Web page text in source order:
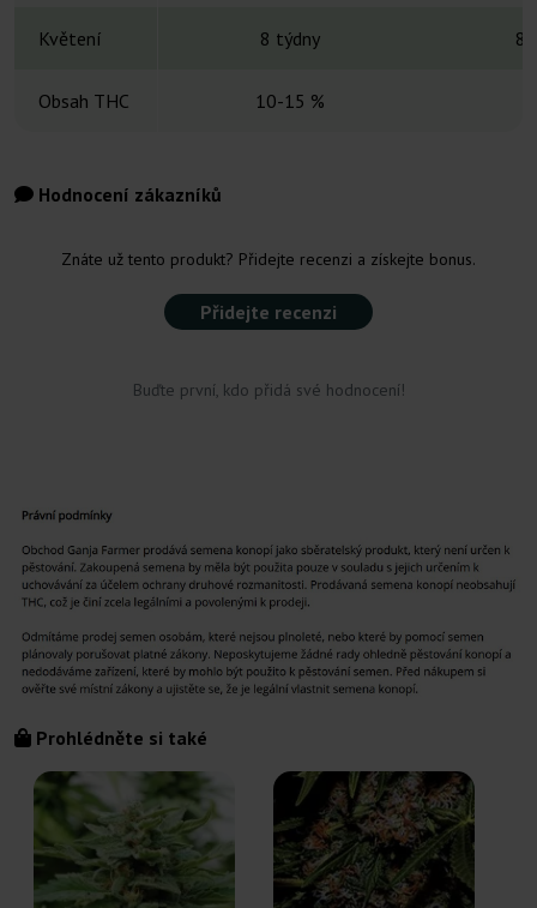
Květení 8 týdny
Obsah THC 10-15 %
Hodnocení zákazníků
Znáte už tento produkt? Přidejte recenzi a získejte bonus.
Přidejte recenzi
Buďte první, kdo přidá své hodnocení!
Prohlédněte si také